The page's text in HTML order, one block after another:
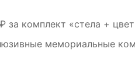
комплект «стела +
мемориальные